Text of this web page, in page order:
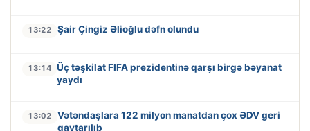
13:22 Şair Çingiz Əlioğlu dəfn olundu
13:14 Üç təşkilat FIFA prezidentinə qarşı birgə bəyanat
yaydı
13:02
Vətəndaşlara 122 milyon manatdan çox ƏDV geri
qaytarılıb